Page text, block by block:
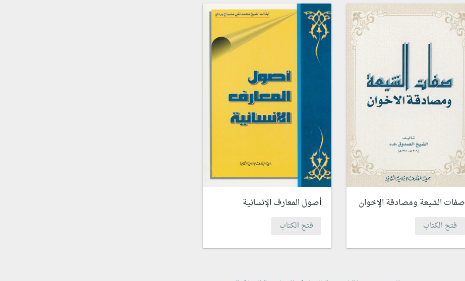
صفات الشيعة ومصادقة الإخوان
فتح الكتاب
أصول المعارف الإنسانية
فتح الكتاب